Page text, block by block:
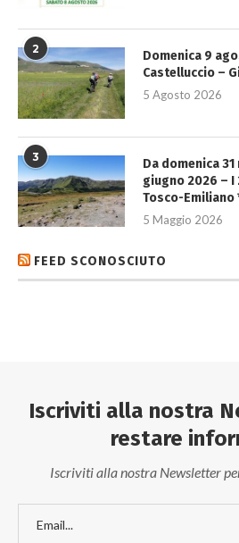
2
Domenica 9
Castelluccio –
5 Agosto 2026
3
Da domenica
giugno 2026 – I
Tosco-Emiliano
5 Maggio 2026
FEED SCONOSCIUTO
Iscriviti alla nostra
restare
Iscriviti alla nostra Newsletter